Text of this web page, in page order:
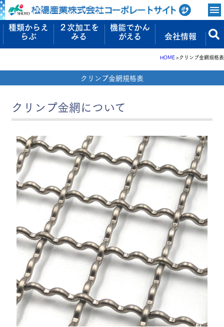
種類からえ
らぶ
２次加工を
みる
機能でかん
がえる 会社情報
HOME クリンプ金網規格表
クリンプ金網規格表
クリンプ金網について